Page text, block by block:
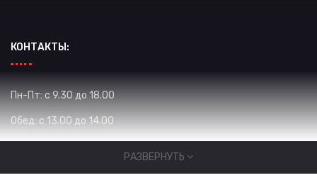
КОНТАКТЫ:
Пн-Пт: с 9.30 до 18.00
Обед: с 13.00 до 14.00
Вс: Выходной
РАЗВЕРНУТЬ